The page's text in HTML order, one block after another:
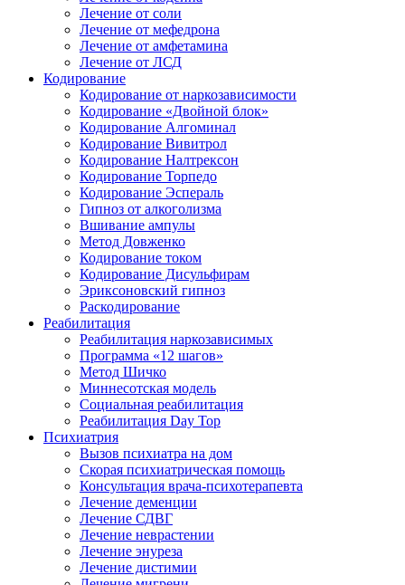
Лечение от соли
Лечение от мефедрона
Лечение от амфетамина
Лечение от ЛСД
Кодирование
Кодирование от наркозависимости
Кодирование «Двойной блок»
Кодирование Алгоминал
Кодирование Вивитрол
Кодирование Налтрексон
Кодирование Торпедо
Кодирование Эспераль
Гипноз от алкоголизма
Вшивание ампулы
Метод Довженко
Кодирование током
Кодирование Дисульфирам
Эриксоновский гипноз
Раскодирование
Реабилитация
Реабилитация наркозависимых
Программа «12 шагов»
Метод Шичко
Миннесотская модель
Социальная реабилитация
Реабилитация Day Top
Психиатрия
Вызов психиатра на дом
Скорая психиатрическая помощь
Консультация врача-психотерапевта
Лечение деменции
Лечение СДВГ
Лечение неврастении
Лечение энуреза
Лечение дистимии